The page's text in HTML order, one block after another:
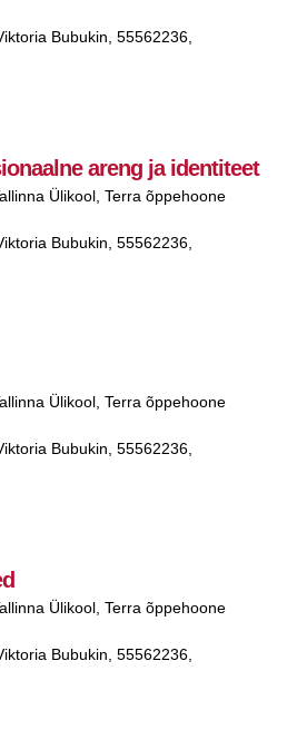
Bubukin, 55562236,
areng ja identiteet
Ülikool, Terra õppehoone
Bubukin, 55562236,
Ülikool, Terra õppehoone
Bubukin, 55562236,
Ülikool, Terra õppehoone
Bubukin, 55562236,